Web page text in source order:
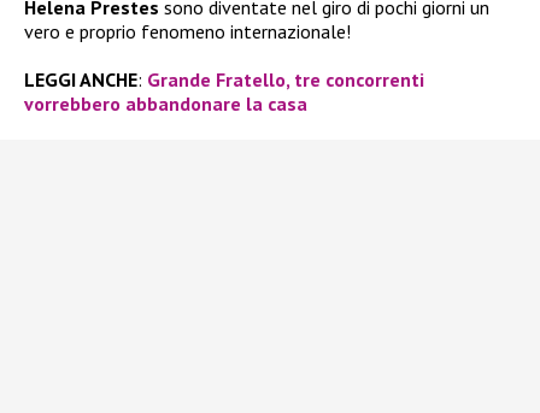
Helena Prestes sono diventate nel giro di pochi giorni un
vero e proprio fenomeno internazionale!
LEGGI ANCHE: Grande Fratello, tre concorrenti
vorrebbero abbandonare la casa